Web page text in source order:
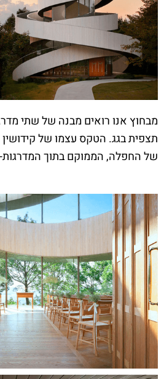
מבחוץ אנו רואים מבנה של שתי
תצפית בגג. הטקס עצמו של
של החפלה, הממוקם בתוך